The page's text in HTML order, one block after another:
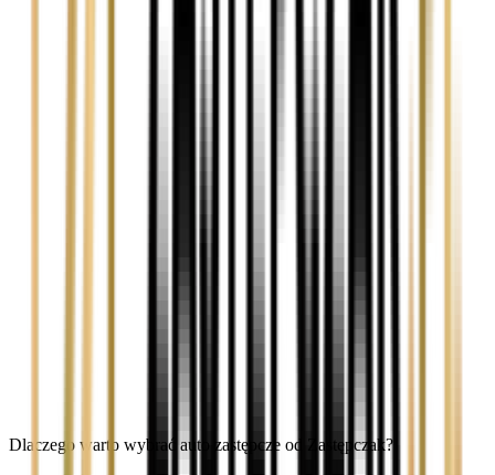
Dlaczego warto wybrać auto zastępcze od Zastępczak?